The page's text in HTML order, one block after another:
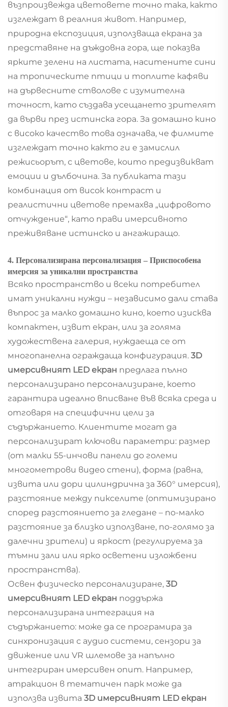
възпроизвежда цветовете точно така, както
изглеждат в реалния живот. Например,
природна експозиция, използваща екрана за
представяне на дъждовна гора, ще показва
ярките зелени на листата, наситените сини
на тропическите птици и топлите кафяви
на дървесните стволове с изумителна
точност, като създава усещането зрителят
да върви през истинска гора. За домашно кино
с високо качество това означава, че филмите
изглеждат точно както ги е замислил
режисьорът, с цветове, които предизвикват
емоции и дълбочина. За публиката тази
комбинация от висок контраст и
реалистични цветове премахва „цифровото
отчуждение“, като прави имерсивното
преживяване истинско и ангажиращо.
4. Персонализирана персонализация – Приспособена
имерсия за уникални пространства
Всяко пространство и всеки потребител
имат уникални нужди – независимо дали става
въпрос за малко домашно кино, което изисква
компактен, извит екран, или за голяма
художествена галерия, нуждаеща се от
многопанелна ограждаща конфигурация. 3D
имерсивният LED екран предлага пълно
персонализирано персонализиране, което
гарантира идеално вписване във всяка среда и
отговаря на специфични цели за
съдържанието. Клиентите могат да
персонализират ключови параметри: размер
(от малки 55-инчови панели до големи
многометрови видео стени), форма (равна,
извита или дори цилиндрична за 360° имерсия),
разстояние между пикселите (оптимизирано
според разстоянието за гледане – по-малко
разстояние за близко използване, по-голямо за
далечни зрители) и яркост (регулируема за
тъмни зали или ярко осветени изложбени
пространства).
Освен физическо персонализиране, 3D
имерсивният LED екран поддържа
персонализирана интеграция на
съдържанието: може да се програмира за
синхронизация с аудио системи, сензори за
движение или VR шлемове за напълно
интегриран имерсивен опит. Например,
атракцион в тематичен парк може да
използва извита 3D имерсивният LED екран